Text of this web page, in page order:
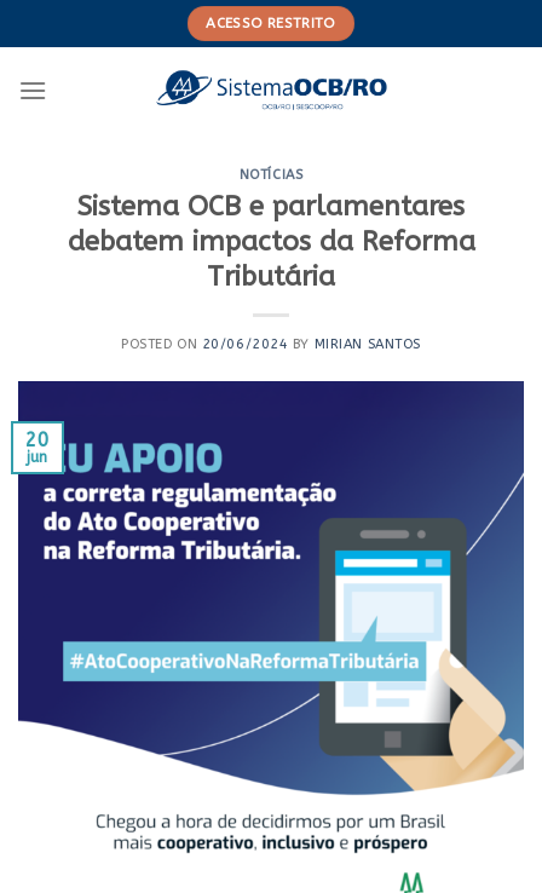
to
ACESSO RESTRITO
NOTÍCIAS
Sistema OCB e parlamentares
debatem impactos da Reforma
Tributária
POSTED ON 20/06/2024 BY MIRIAN SANTOS
20
jun